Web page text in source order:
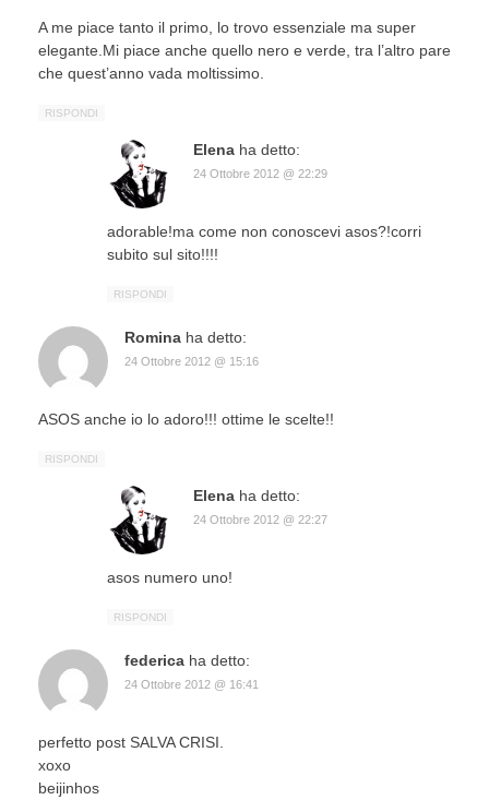
A me piace tanto il primo, lo trovo essenziale ma super
elegante.Mi piace anche quello nero e verde, tra l’altro pare
che quest’anno vada moltissimo.
RISPONDI
Elena ha detto:
24 Ottobre 2012 @ 22:29
adorable!ma come non conoscevi asos?!corri
subito sul sito!!!!
RISPONDI
Romina ha detto:
24 Ottobre 2012 @ 15:16
ASOS anche io lo adoro!!! ottime le scelte!!
RISPONDI
Elena ha detto:
24 Ottobre 2012 @ 22:27
asos numero uno!
RISPONDI
federica ha detto:
24 Ottobre 2012 @ 16:41
perfetto post SALVA CRISI.
xoxo
beijinhos